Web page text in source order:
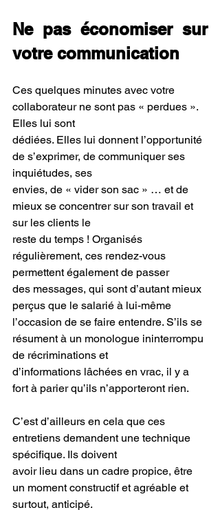
Ne pas économiser sur
votre communication
Ces quelques minutes avec votre
collaborateur ne sont pas « perdues ».
Elles lui sont
dédiées. Elles lui donnent l’opportunité
de s’exprimer, de communiquer ses
inquiétudes, ses
envies, de « vider son sac » … et de
mieux se concentrer sur son travail et
sur les clients le
reste du temps ! Organisés
régulièrement, ces rendez-vous
permettent également de passer
des messages, qui sont d’autant mieux
perçus que le salarié à lui-même
l’occasion de se faire entendre. S’ils se
résument à un monologue ininterrompu
de récriminations et
d’informations lâchées en vrac, il y a
fort à parier qu’ils n’apporteront rien.
C’est d’ailleurs en cela que ces
entretiens demandent une technique
spécifique. Ils doivent
avoir lieu dans un cadre propice, être
un moment constructif et agréable et
surtout, anticipé.